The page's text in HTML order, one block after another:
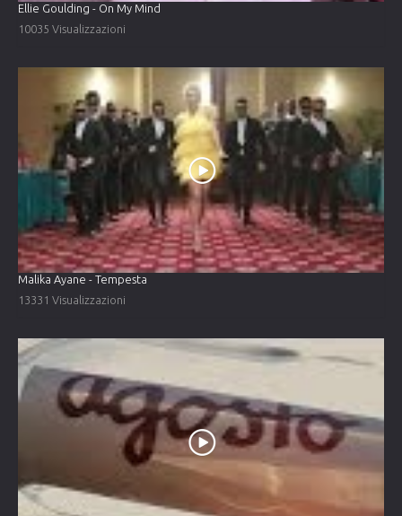
Ellie Goulding - On My Mind
10035 Visualizzazioni
Malika Ayane - Tempesta
13331 Visualizzazioni